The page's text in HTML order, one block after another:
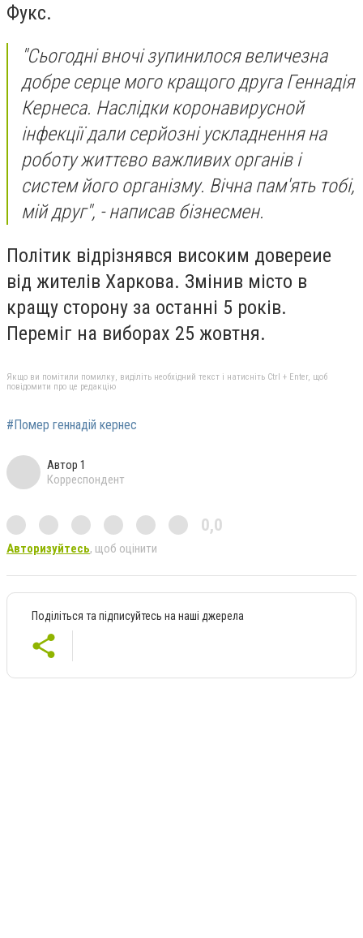
Фукс.
"Сьогодні вночі зупинилося величезна
добре серце мого кращого друга Геннадія
Кернеса. Наслідки коронавирусной
інфекції дали серйозні ускладнення на
роботу життєво важливих органів і
систем його організму. Вічна пам'ять тобі,
мій друг", - написав бізнесмен.
Політик відрізнявся високим довереие
від жителів Харкова. Змінив місто в
кращу сторону за останні 5 років.
Переміг на виборах 25 жовтня.
Якщо ви помітили помилку, виділіть необхідний текст і натисніть Ctrl + Enter, щоб
повідомити про це редакцію
#Помер геннадій кернес
Автор 1
Корреспондент
0,0
Авторизуйтесь, щоб оцінити
Поділіться та підписуйтесь на наші джерела